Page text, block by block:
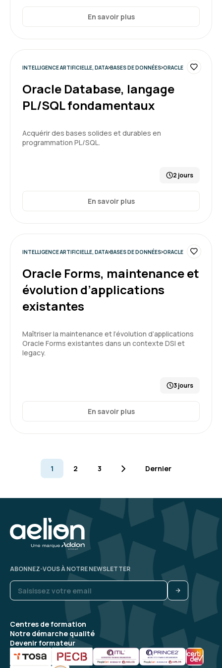
exemples. Merci à notre formateur pour sa
Formation : SQL : Les fondamentaux
En savoir plus
INTELLIGENCE ARTIFICIELLE, DATA BASES DE DONNÉES ORACLE
Oracle Database, langage
PL/SQL fondamentaux
Acquérir des bases solides et durables en
programmation PL/SQL.
2 jours
En savoir plus
INTELLIGENCE ARTIFICIELLE, DATA BASES DE DONNÉES ORACLE
Oracle Forms, maintenance et
évolution d’applications
existantes
Maîtriser la maintenance et l’évolution d’applications
Oracle Forms existantes dans un contexte DSI et
legacy.
3 jours
En savoir plus
1 2 3 Dernier
Centres de formation
Notre démarche qualité
Devenir formateur
ABONNEZ-VOUS À NOTRE NEWSLETTER